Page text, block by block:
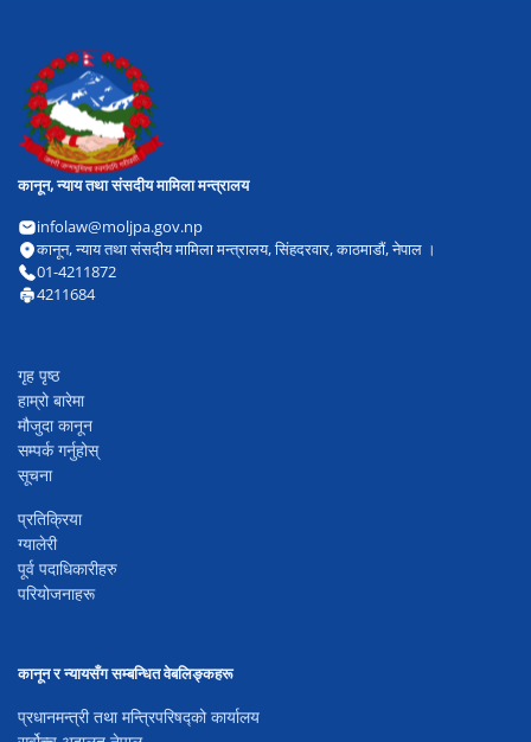
कानून, न्याय तथा संसदीय मामिला मन्त्रालय
infolaw@moljpa.gov.np
कानून, न्याय तथा संसदीय मामिला मन्त्रालय, सिंहदरवार, काठमाडौं, नेपाल ।
01-4211872
4211684
गृह पृष्ठ
हाम्रो बारेमा
मौजुदा कानून
सम्पर्क गर्नुहोस्
सूचना
प्रतिक्रिया
ग्यालेरी
पूर्व पदाधिकारीहरु
परियोजनाहरू
कानून र न्यायसँग सम्बन्धित वेबलिङ्कहरू
प्रधानमन्त्री तथा मन्त्रिपरिषद्को कार्यालय